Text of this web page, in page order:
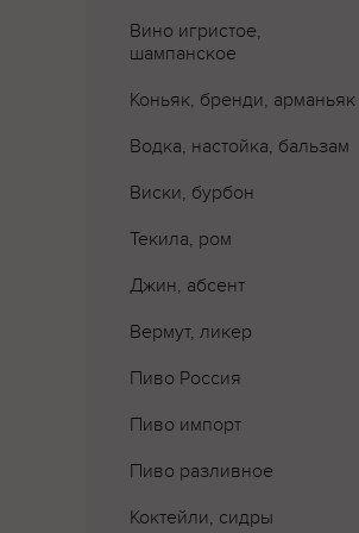
Вино игристое,
шампанское
Коньяк, бренди, арманьяк
Водка, настойка, бальзам
Виски, бурбон
Текила, ром
Джин, абсент
Вермут, ликер
Пиво Россия
Пиво импорт
Пиво разливное
Коктейли, сидры